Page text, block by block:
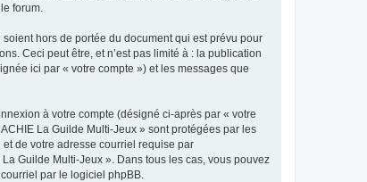
forum.
hors de portée du document qui est prévu pour
Ceci peut être, et n’est pas limité à : la publication
ici par « votre compte ») et les messages que
à votre compte (désigné ci-après par « votre
La Guilde Multi-Jeux » sont protégées par les
de votre adresse courriel requise par
Guilde Multi-Jeux ». Dans tous les cas, vous pouvez
par le logiciel phpBB.